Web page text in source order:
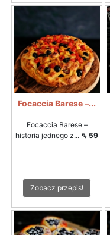
Focaccia Barese –...
Focaccia Barese –
historia jednego z... ⇖ 59
Zobacz przepis!